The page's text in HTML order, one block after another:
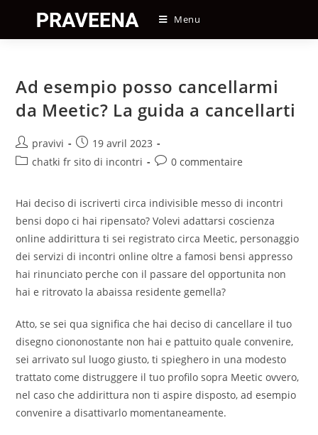
content
Menu
Ad esempio posso cancellarmi
da Meetic? La guida a cancellarti
Auteur/autrice
de
pravivi
Post
published:
19 avril 2023
Postchatki fr sito di incontri
Post0 commentaire
Hai deciso di iscriverti circa indivisible messo di incontri
bensi dopo ci hai ripensato? Volevi adattarsi coscienza
online addirittura ti sei registrato circa Meetic, personaggio
dei servizi di incontri online oltre a famosi bensi appresso
hai rinunciato perche con il passare del opportunita non
hai e ritrovato la abaissa residente gemella?
Atto, se sei qua significa che hai deciso di cancellare il tuo
disegno ciononostante non hai e pattuito quale convenire,
sei arrivato sul luogo giusto, ti spieghero in una modesto
trattato come distruggere il tuo profilo sopra Meetic ovvero,
nel caso che addirittura non ti aspire disposto, ad esempio
convenire a disattivarlo momentaneamente.